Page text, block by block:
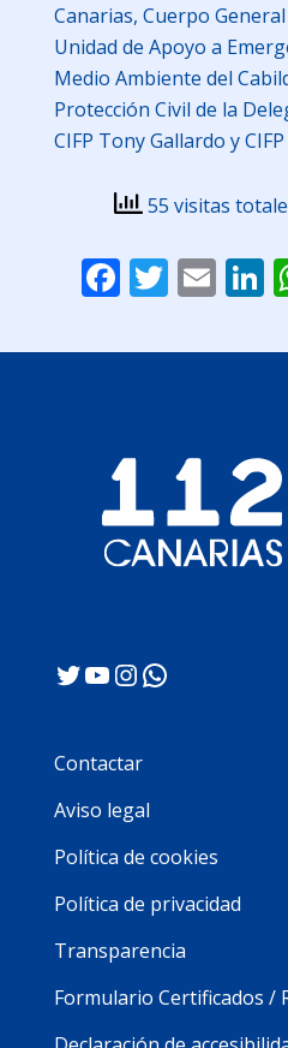
Canarias, Cuerpo
Unidad de Apoyo a
Medio Ambiente del
Protección Civil de la
CIFP Tony Gallardo y
55 visitas
Facebook
Twitter
YouTube
Instagram
WhatsApp
Contactar
Aviso legal
Política de cookies
Política de privacidad
Transparencia
Formulario Certificados /